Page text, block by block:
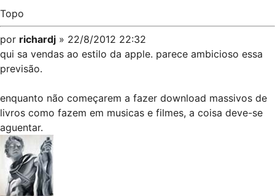
Topo
por richardj » 22/8/2012 22:32
qui sa vendas ao estilo da apple. parece ambicioso essa
previsão.
enquanto não começarem a fazer download massivos de
livros como fazem em musicas e filmes, a coisa deve-se
aguentar.